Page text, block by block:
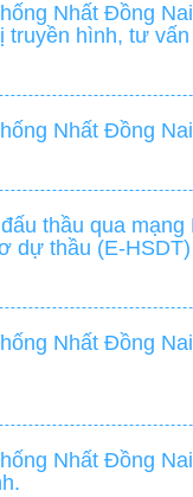
Nhất Đồng
truyền hình, tư
Nhất Đồng
thầu qua
dự thầu (E-
Nhất Đồng
Nhất Đồng